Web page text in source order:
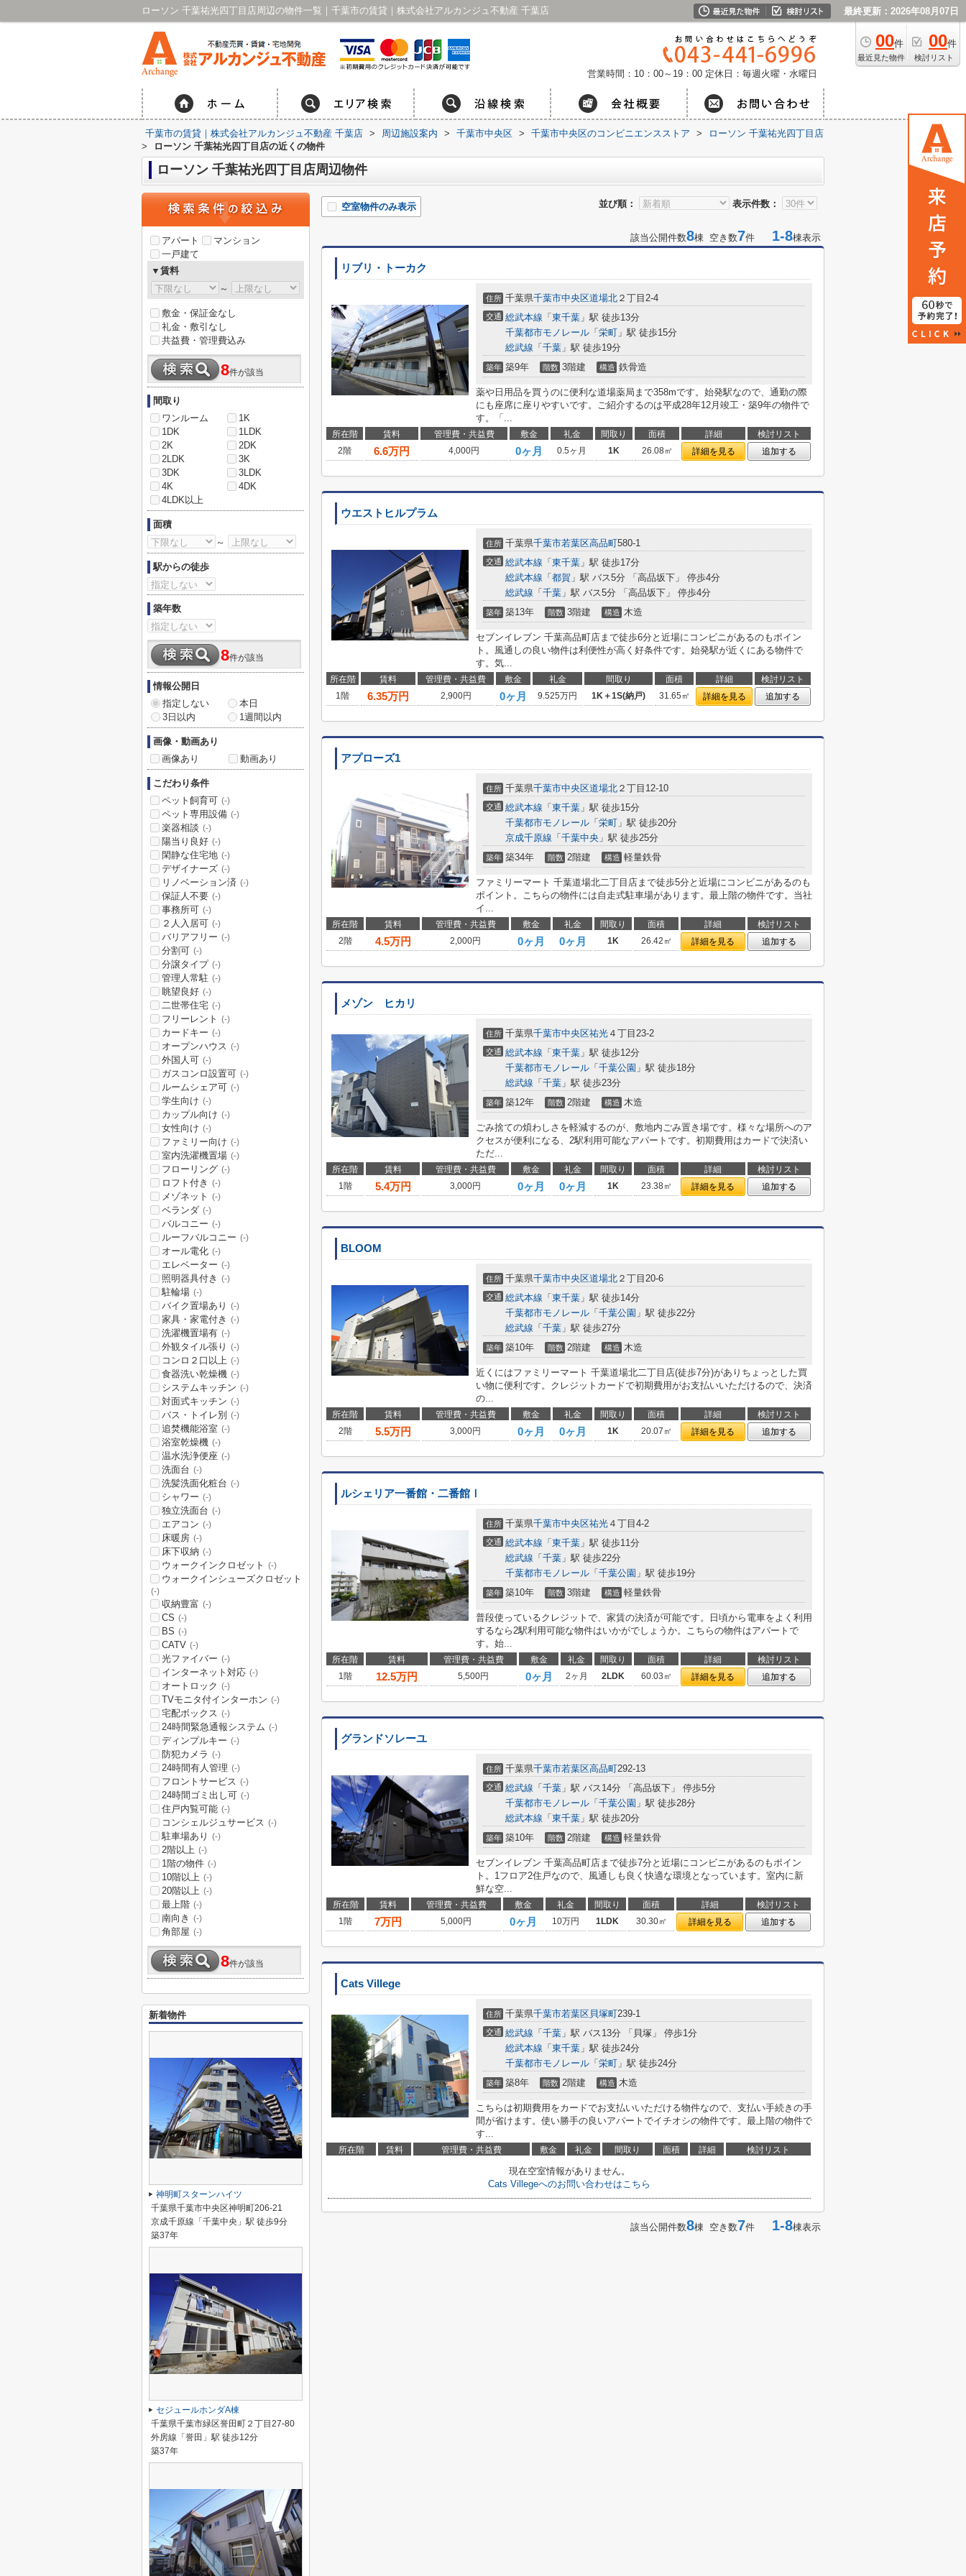
ローソン 千葉祐光四丁目店周辺の物件一覧｜千葉市の賃貸｜株式会社アルカンジュ不動産 千葉店 最終更新：2026年08月07日
00件
最近見た物件
00件
検討リスト
営業時間：10：00～19：00 定休日：毎週火曜・水曜日
千葉市の賃貸｜株式会社アルカンジュ不動産 千葉店 > 周辺施設案内 > 千葉市中央区 > 千葉市中央区のコンビニエンスストア >
ローソン 千葉祐光四丁目店
>
ローソン 千葉祐光四丁目店の近くの物件
ローソン 千葉祐光四丁目店周辺物件
並び順： 表示件数：
空室物件のみ表示
該当公開件数8棟 空き数7件 1-8棟表示
リブリ・トーカク
住所 千葉県千葉市中央区道場北 ２丁目2-4
交通 総武本線 「 東千葉 」駅 徒歩13分
千葉都市モノレール 「 栄町 」駅 徒歩15分
総武線 「 千葉 」駅 徒歩19分
築年 築9年 階数 3階建 構造 鉄骨造
薬や日用品を買うのに便利な道場薬局まで358mです。始発駅なので、通勤の際
にも座席に座りやすいです。ご紹介するのは平成28年12月竣工・築9年の物件で
す。「...
所在階 賃料 管理費・共益費 敷金 礼金 間取り 面積 詳細
検討リスト
2階
6.6万円 4,000円 0ヶ月 0.5ヶ月 1K 26.08㎡ 詳細を見る 追加する
ウエストヒルプラム
住所 千葉県千葉市若葉区高品町580-1
交通 総武本線 「 東千葉 」駅 徒歩17分
総武本線 「 都賀 」駅 バス5分 「高品坂下」 停歩4分
総武線 「 千葉 」駅 バス5分 「高品坂下」 停歩4分
築年 築13年 階数 3階建 構造 木造
セブンイレブン 千葉高品町店まで徒歩6分と近場にコンビニがあるのもポイン
ト。風通しの良い物件は利便性が高く好条件です。始発駅が近くにある物件で
す。気...
所在階 賃料 管理費・共益費 敷金 礼金 間取り 面積 詳細
検討リスト
1階
6.35万円 2,900円 0ヶ月 9.525万円 1K＋1S(納戸) 31.65㎡ 詳細を見る 追加する
アプローズ1
住所 千葉県千葉市中央区道場北 ２丁目12-10
交通 総武本線 「 東千葉 」駅 徒歩15分
千葉都市モノレール 「 栄町 」駅 徒歩20分
京成千原線 「 千葉中央 」駅 徒歩25分
築年 築34年 階数 2階建 構造 軽量鉄骨
ファミリーマート 千葉道場北二丁目店まで徒歩5分と近場にコンビニがあるのも
ポイント。こちらの物件には自走式駐車場があります。最上階の物件です。当社
イ...
所在階 賃料 管理費・共益費 敷金 礼金 間取り 面積 詳細
検討リスト
2階
4.5万円 2,000円 0ヶ月 0ヶ月 1K 26.42㎡ 詳細を見る 追加する
メゾン ヒカリ
住所 千葉県千葉市中央区祐光 ４丁目23-2
交通 総武本線 「 東千葉 」駅 徒歩12分
千葉都市モノレール 「 千葉公園 」駅 徒歩18分
総武線 「 千葉 」駅 徒歩23分
築年 築12年 階数 2階建 構造 木造
ごみ捨ての煩わしさを軽減するのが、敷地内ごみ置き場です。様々な場所へのア
クセスが便利になる、2駅利用可能なアパートです。初期費用はカードで決済い
ただ...
所在階 賃料 管理費・共益費 敷金 礼金 間取り 面積 詳細
検討リスト
1階
5.4万円 3,000円 0ヶ月 0ヶ月 1K 23.38㎡ 詳細を見る 追加する
BLOOM
住所 千葉県千葉市中央区道場北 ２丁目20-6
交通 総武本線 「 東千葉 」駅 徒歩14分
千葉都市モノレール 「 千葉公園 」駅 徒歩22分
総武線 「 千葉 」駅 徒歩27分
築年 築10年 階数 2階建 構造 木造
近くにはファミリーマート 千葉道場北二丁目店(徒歩7分)がありちょっとした買
い物に便利です。クレジットカードで初期費用がお支払いいただけるので、決済
の...
所在階 賃料 管理費・共益費 敷金 礼金 間取り 面積 詳細
検討リスト
2階
5.5万円 3,000円 0ヶ月 0ヶ月 1K 20.07㎡ 詳細を見る 追加する
ルシェリア一番館・二番館Ⅰ
住所 千葉県千葉市中央区祐光 ４丁目4-2
交通 総武本線 「 東千葉 」駅 徒歩11分
総武線 「 千葉 」駅 徒歩22分
千葉都市モノレール 「 千葉公園 」駅 徒歩19分
築年 築10年 階数 3階建 構造 軽量鉄骨
普段使っているクレジットで、家賃の決済が可能です。日頃から電車をよく利用
するなら2駅利用可能な物件はいかがでしょうか。こちらの物件はアパートで
す。始...
所在階 賃料 管理費・共益費 敷金 礼金 間取り 面積 詳細
検討リスト
1階
12.5万円 5,500円 0ヶ月 2ヶ月 2LDK 60.03㎡ 詳細を見る 追加する
グランドソレーユ
住所 千葉県千葉市若葉区高品町292-13
交通 総武線 「 千葉 」駅 バス14分 「高品坂下」 停歩5分
千葉都市モノレール 「 千葉公園 」駅 徒歩28分
総武本線 「 東千葉 」駅 徒歩20分
築年 築10年 階数 2階建 構造 軽量鉄骨
セブンイレブン 千葉高品町店まで徒歩7分と近場にコンビニがあるのもポイン
ト。1フロア2住戸なので、風通しも良く快適な環境となっています。室内に新
鮮な空...
所在階 賃料 管理費・共益費 敷金 礼金 間取り 面積 詳細
検討リスト
1階
7万円 5,000円 0ヶ月 10万円 1LDK 30.30㎡ 詳細を見る 追加する
Cats Villege
住所 千葉県千葉市若葉区貝塚町239-1
交通 総武線 「 千葉 」駅 バス13分 「貝塚」 停歩1分
総武本線 「 東千葉 」駅 徒歩24分
千葉都市モノレール 「 栄町 」駅 徒歩24分
築年 築8年 階数 2階建 構造 木造
こちらは初期費用をカードでお支払いいただける物件なので、支払い手続きの手
間が省けます。使い勝手の良いアパートでイチオシの物件です。最上階の物件で
す...
所在階 賃料 管理費・共益費 敷金 礼金 間取り 面積 詳細 検討リスト
現在空室情報がありません。
Cats Villegeへのお問い合わせはこちら
該当公開件数8棟 空き数7件 1-8棟表示
アパート
マンション
一戸建て
▼賃料
～
敷金・保証金なし
礼金・敷引なし
共益費・管理費込み
8件が該当
間取り
ワンルーム
1K
1DK
1LDK
2K
2DK
2LDK
3K
3DK
3LDK
4K
4DK
4LDK以上
面積
～
駅からの徒歩
築年数
8件が該当
情報公開日
指定しない
本日
3日以内
1週間以内
画像・動画あり
画像あり
動画あり
こだわり条件
ペット飼育可 (-)
ペット専用設備 (-)
楽器相談 (-)
陽当り良好 (-)
閑静な住宅地 (-)
デザイナーズ (-)
リノベーション済 (-)
保証人不要 (-)
事務所可 (-)
２人入居可 (-)
バリアフリー (-)
分割可 (-)
分譲タイプ (-)
管理人常駐 (-)
眺望良好 (-)
二世帯住宅 (-)
フリーレント (-)
カードキー (-)
オープンハウス (-)
外国人可 (-)
ガスコンロ設置可 (-)
ルームシェア可 (-)
学生向け (-)
カップル向け (-)
女性向け (-)
ファミリー向け (-)
室内洗濯機置場 (-)
フローリング (-)
ロフト付き (-)
メゾネット (-)
ベランダ (-)
バルコニー (-)
ルーフバルコニー (-)
オール電化 (-)
エレベーター (-)
照明器具付き (-)
駐輪場 (-)
バイク置場あり (-)
家具・家電付き (-)
洗濯機置場有 (-)
外観タイル張り (-)
コンロ２口以上 (-)
食器洗い乾燥機 (-)
システムキッチン (-)
対面式キッチン (-)
バス・トイレ別 (-)
追焚機能浴室 (-)
浴室乾燥機 (-)
温水洗浄便座 (-)
洗面台 (-)
洗髪洗面化粧台 (-)
シャワー (-)
独立洗面台 (-)
エアコン (-)
床暖房 (-)
床下収納 (-)
ウォークインクロゼット (-)
ウォークインシューズクロゼット
(-)
収納豊富 (-)
CS (-)
BS (-)
CATV (-)
光ファイバー (-)
インターネット対応 (-)
オートロック (-)
TVモニタ付インターホン (-)
宅配ボックス (-)
24時間緊急通報システム (-)
ディンプルキー (-)
防犯カメラ (-)
24時間有人管理 (-)
フロントサービス (-)
24時間ゴミ出し可 (-)
住戸内覧可能 (-)
コンシェルジュサービス (-)
駐車場あり (-)
2階以上 (-)
1階の物件 (-)
10階以上 (-)
20階以上 (-)
最上階 (-)
南向き (-)
角部屋 (-)
8件が該当
新着物件
神明町スターンハイツ
千葉県千葉市中央区神明町206-21
京成千原線「千葉中央」駅 徒歩9分
築37年
セジュールホンダA棟
千葉県千葉市緑区誉田町２丁目27-80
外房線「誉田」駅 徒歩12分
築37年